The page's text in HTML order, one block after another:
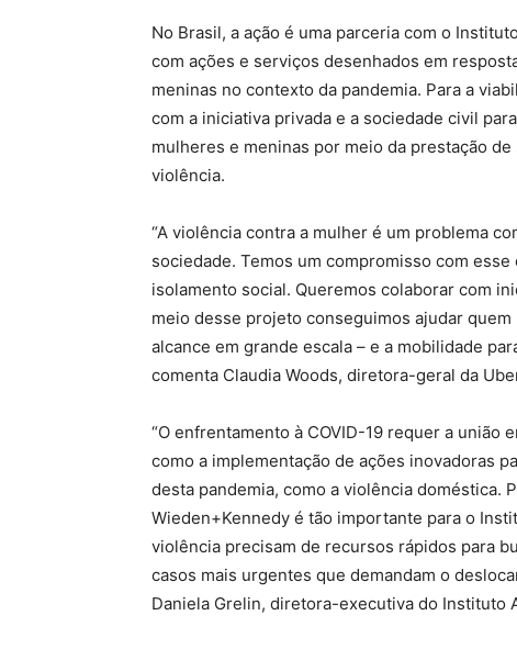
No Brasil, a ação é uma parceria com o
com ações e serviços desenhados em
meninas no contexto da pandemia. Para a
com a iniciativa privada e a sociedade civil
mulheres e meninas por meio da prestação
violência.
“A violência contra a mulher é um problema
sociedade. Temos um compromisso com
isolamento social. Queremos colaborar com
meio desse projeto conseguimos ajudar
alcance em grande escala – e a mobilidade
comenta Claudia Woods, diretora-geral da
“O enfrentamento à COVID-19 requer a
como a implementação de ações inovadoras
desta pandemia, como a violência doméstica.
Wieden+Kennedy é tão importante para o
violência precisam de recursos rápidos para
casos mais urgentes que demandam o
Daniela Grelin, diretora-executiva do Instituto